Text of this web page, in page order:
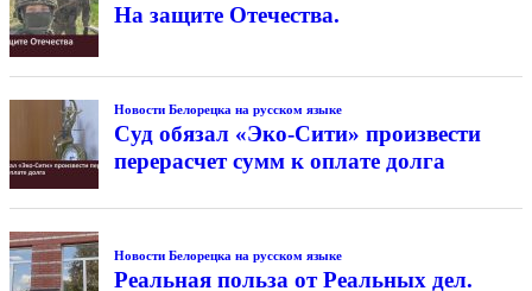
На защите Отечества.
Новости Белорецка на русском языке
Суд обязал «Эко-Сити» произвести
перерасчет сумм к оплате долга
Новости Белорецка на русском языке
Реальная польза от Реальных дел.